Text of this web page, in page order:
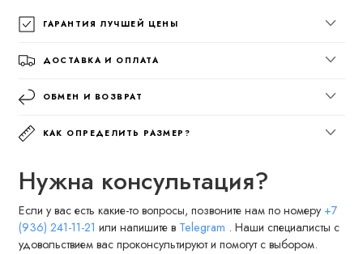
ГАРАНТИЯ ЛУЧШЕЙ ЦЕНЫ
ДОСТАВКА И ОПЛАТА
ОБМЕН И ВОЗВРАТ
КАК ОПРЕДЕЛИТЬ РАЗМЕР?
Нужна консультация?
Если у вас есть какие-то вопросы, позвоните нам по номеру +7
(936) 241-11-21 или напишите в Telegram . Наши специалисты с
удовольствием вас проконсультируют и помогут с выбором.